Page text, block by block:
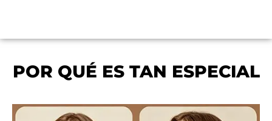
POR QUÉ ES TAN ESPECIAL